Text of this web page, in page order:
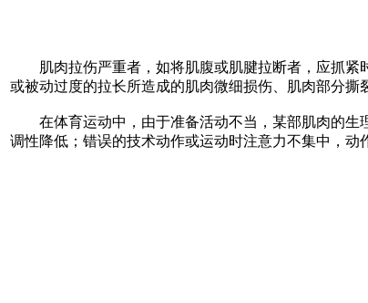
肌肉拉伤严重者，如将肌腹或肌腱拉断者，应抓紧
或被动过度的拉长所造成的肌肉微细损伤、肌肉部分撕
在体育运动中，由于准备活动不当，某部肌肉的生
调性降低；错误的技术动作或运动时注意力不集中，动